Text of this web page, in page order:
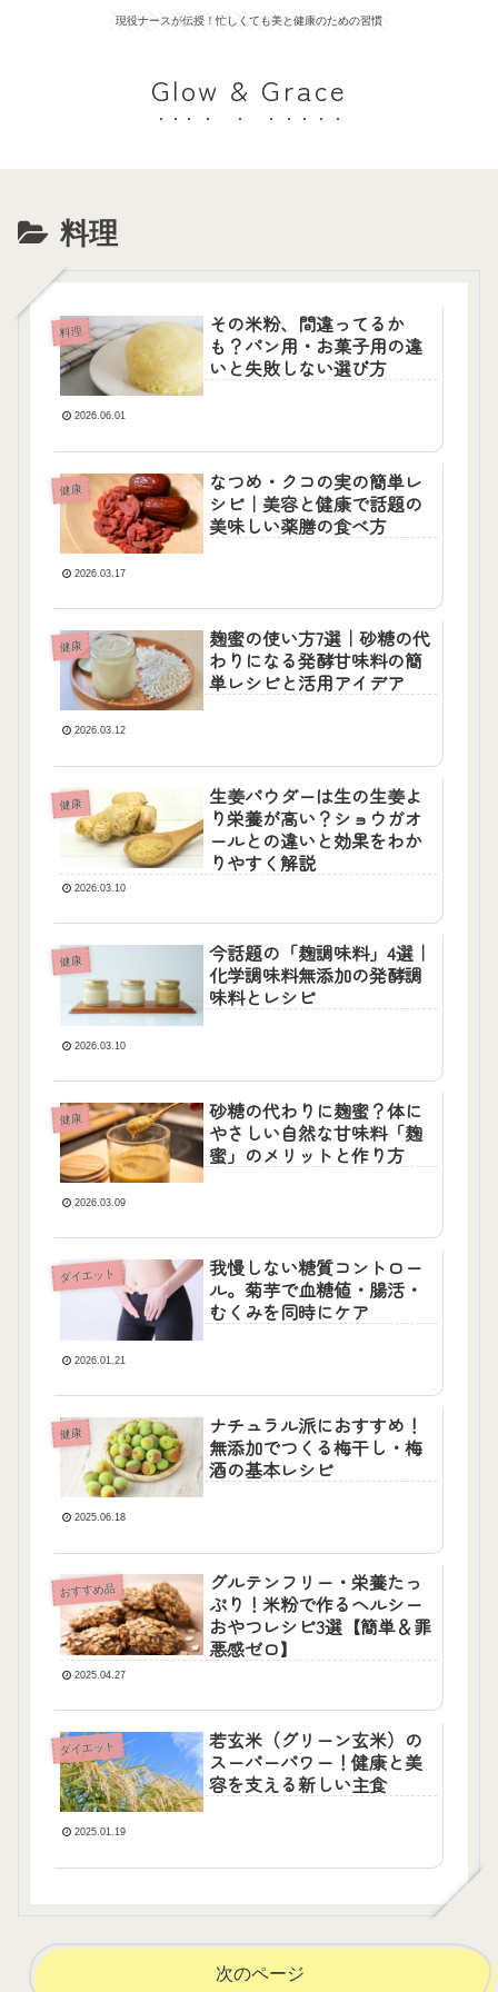
現役ナースが伝授！忙しくても美と健康のための習慣
Glow & Grace
料理
料理
その米粉、間違ってるか
も？パン用・お菓子用の違
いと失敗しない選び方
2026.06.01
健康
なつめ・クコの実の簡単レ
シピ｜美容と健康で話題の
美味しい薬膳の食べ方
2026.03.17
健康
麹蜜の使い方7選｜砂糖の代
わりになる発酵甘味料の簡
単レシピと活用アイデア
2026.03.12
健康
生姜パウダーは生の生姜よ
り栄養が高い？ショウガオ
ールとの違いと効果をわか
りやすく解説
2026.03.10
健康
今話題の「麹調味料」4選｜
化学調味料無添加の発酵調
味料とレシピ
2026.03.10
健康
砂糖の代わりに麹蜜？体に
やさしい自然な甘味料「麹
蜜」のメリットと作り方
2026.03.09
ダイエット
我慢しない糖質コントロー
ル。菊芋で血糖値・腸活・
むくみを同時にケア
2026.01.21
健康
ナチュラル派におすすめ！
無添加でつくる梅干し・梅
酒の基本レシピ
2025.06.18
おすすめ品
グルテンフリー・栄養たっ
ぷり！米粉で作るヘルシー
おやつレシピ3選【簡単＆罪
悪感ゼロ】
2025.04.27
ダイエット
若玄米（グリーン玄米）の
スーパーパワー！健康と美
容を支える新しい主食
2025.01.19
次のページ